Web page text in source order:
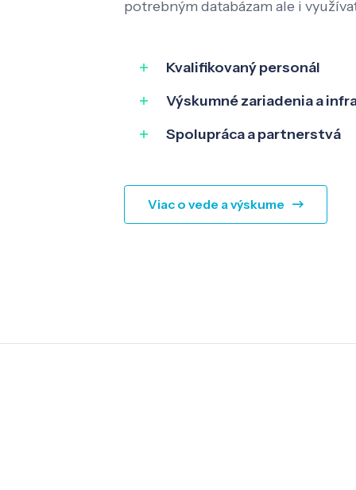
potrebným databázam ale i
Kvalifikovaný personál
Výskumné zariadenia a
Spolupráca a partnerstvá
Viac o vede a výskume